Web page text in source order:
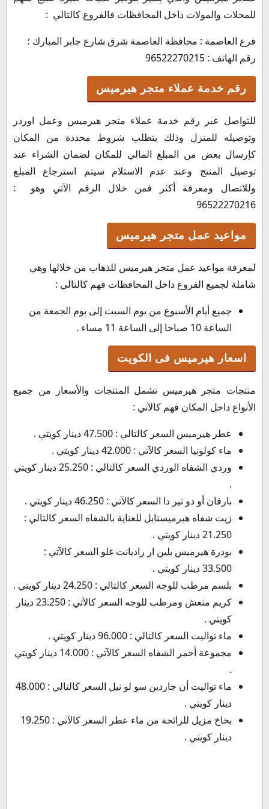
للمحلات والمولات داخل المحافظات فالفروع كالتالي :
فرع العاصمة : محافظة العاصمة شرق شارع جابر المبارك ؛
رقم الهاتف : 96522270215
رقم خدمة عملاء متجر هيرميس
للتواصل عبر رقم خدمة عملاء متجر هيرميس وعمل اوردر
وتوصيله للمنزل وذلك يتطلب شروط محددة من المكان
كإرسال بعض من المبلغ المالي للمكان لضمان الشراء عند
توصيل المنتج وعند عدم الاستلام سيتم استرجاع المبلغ
وللاتصال ومعرفة أكثر فمن خلال الرقم الآتي وهو :
96522270216
مواعيد عمل متجر هيرميس
لمعرفة مواعيد عمل متجر هيرميس للذهاب من خلالها وهي
شاملة لجميع الفروع داخل المحافظات فهم كالتالي :
جميع أيام الأسبوع من يوم السبت إلى يوم الجمعة من
الساعة 10 صباحا إلى الساعة 11 مساء .
اسعار هيرميس فى الكويت
منتجات متجر هيرميس تشمل المنتجات والأسعار من جميع
الأنواع داخل المكان فهم كالآتي :
عطر هيرميس السعر كالتالي : 47.500 دينار كويتي .
ماء كولونيا السعر كالآتي : 42.000 دينار كويتي .
وردي الشفاه الوردي السعر كالتالي : 25.250 دينار كويتي
.
بارفان أو دو تير دا السعر كالآتي : 46.250 دينار كويتي .
زيت شفاه هيرميستابل للعناية بالشفاه السعر كالتالي :
21.250 دينار كويتي .
بودرة هيرميس بلين ار راديانت غلو السعر كالآتي :
33.500 دينار كويتي .
بلسم مرطب للوجه السعر كالتالي : 24.250 دينار كويتي .
كريم منعش ومرطب للوجه السعر كالآتي : 23.250 دينار
كويتي .
ماء تواليت السعر كالتالي : 96.000 دينار كويتي .
مجموعة أحمر الشفاه السعر كالآتي : 14.000 دينار كويتي
.
ماء تواليت أن جاردين سو لو نيل السعر كالتالي : 48.000
دينار كويتي .
بخاخ مزيل للرائحة من ماء عطر السعر كالآتي : 19.250
دينار كويتي .